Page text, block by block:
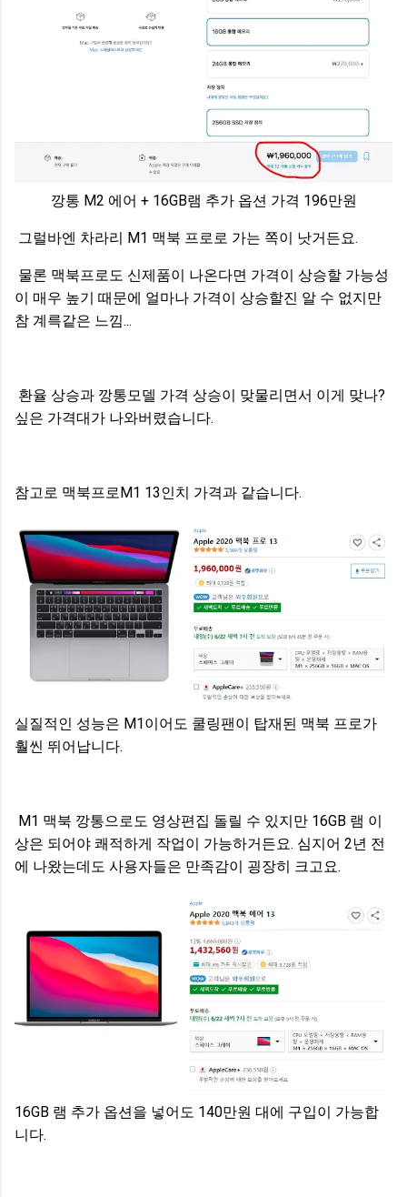
깡통 M2 에어 + 16GB램 추가 옵션 가격 196만원
그럴바엔 차라리 M1 맥북 프로로 가는 쪽이 낫거든요.
물론 맥북프로도 신제품이 나온다면 가격이 상승할 가능성
이 매우 높기 때문에 얼마나 가격이 상승할진 알 수 없지만
참 계륵같은 느낌...
환율 상승과 깡통모델 가격 상승이 맞물리면서 이게 맞나?
싶은 가격대가 나와버렸습니다.
참고로 맥북프로M1 13인치 가격과 같습니다.
실질적인 성능은 M1이어도 쿨링팬이 탑재된 맥북 프로가
훨씬 뛰어납니다.
M1 맥북 깡통으로도 영상편집 돌릴 수 있지만 16GB 램 이
상은 되어야 쾌적하게 작업이 가능하거든요. 심지어 2년 전
에 나왔는데도 사용자들은 만족감이 굉장히 크고요.
16GB 램 추가 옵션을 넣어도 140만원 대에 구입이 가능합
니다.